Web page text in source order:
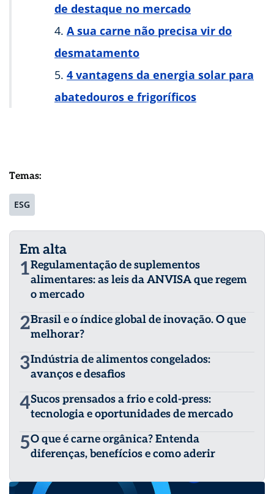
de destaque no mercado
A sua carne não precisa vir do
desmatamento
4 vantagens da energia solar para
abatedouros e frigoríficos
Temas:
ESG
Em alta
1Regulamentação de suplementos
alimentares: as leis da ANVISA que regem
o mercado
2Brasil e o índice global de inovação. O que
melhorar?
3Indústria de alimentos congelados:
avanços e desafios
4Sucos prensados a frio e cold-press:
tecnologia e oportunidades de mercado
5O que é carne orgânica? Entenda
diferenças, benefícios e como aderir